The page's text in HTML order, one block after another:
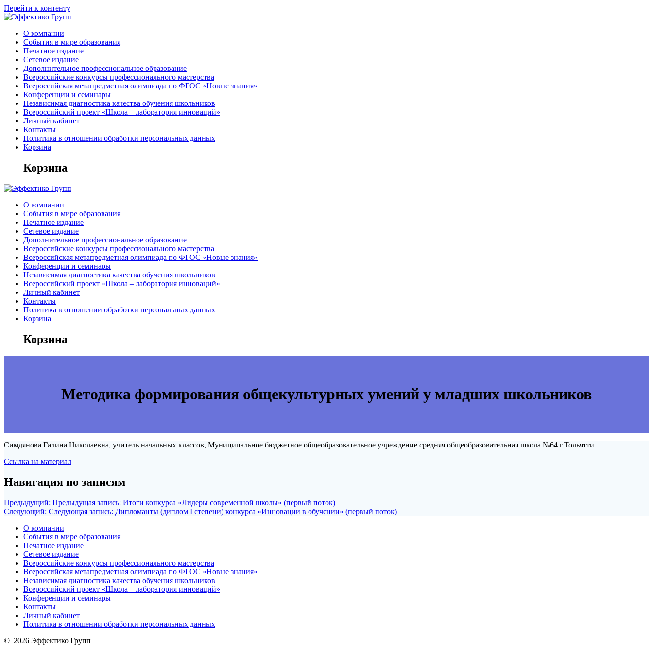
Перейти к контенту
О компании
События в мире образования
Печатное издание
Сетевое издание
Дополнительное профессиональное образование
Всероссийские конкурсы профессионального мастерства
Всероссийская метапредметная олимпиада по ФГОС «Новые знания»
Конференции и семинары
Независимая диагностика качества обучения школьников
Всероссийский проект «Школа – лаборатория инноваций»
Личный кабинет
Контакты
Политика в отношении обработки персональных данных
Корзина
Корзина
О компании
События в мире образования
Печатное издание
Сетевое издание
Дополнительное профессиональное образование
Всероссийские конкурсы профессионального мастерства
Всероссийская метапредметная олимпиада по ФГОС «Новые знания»
Конференции и семинары
Независимая диагностика качества обучения школьников
Всероссийский проект «Школа – лаборатория инноваций»
Личный кабинет
Контакты
Политика в отношении обработки персональных данных
Корзина
Корзина
Методика формирования общекультурных умений у младших школьников
Симдянова Галина Николаевна, учитель начальных классов, Муниципальное бюджетное общеобразовательное учреждение средняя общеобразовательная школа №64 г.Тольятти
Ссылка на материал
Навигация по записям
Предыдущий: Предыдущая запись: Итоги конкурса «Лидеры современной школы» (первый поток)
Следующий: Следующая запись: Дипломанты (диплом I степени) конкурса «Инновации в обучении» (первый поток)
О компании
События в мире образования
Печатное издание
Сетевое издание
Всероссийские конкурсы профессионального мастерства
Всероссийская метапредметная олимпиада по ФГОС «Новые знания»
Независимая диагностика качества обучения школьников
Всероссийский проект «Школа – лаборатория инноваций»
Конференции и семинары
Контакты
Личный кабинет
Политика в отношении обработки персональных данных
© 2026 Эффектико Групп